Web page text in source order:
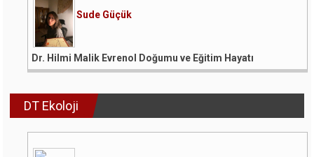
Sude Güçük
Dr. Hilmi Malik Evrenol Doğumu ve Eğitim Hayatı
DT Ekoloji